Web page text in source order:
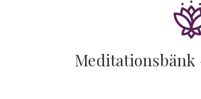
Meditationsbänk